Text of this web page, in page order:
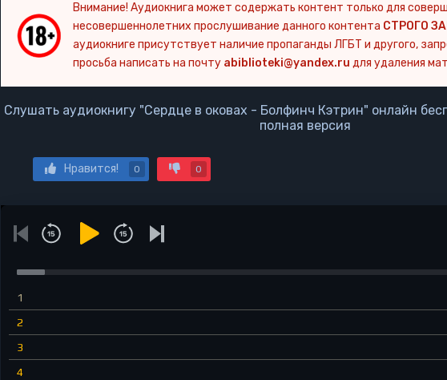
Внимание! Аудиокнига может содержать контент только для
несовершеннолетних прослушивание данного контента СТРОГО
аудиокниге присутствует наличие пропаганды ЛГБТ и другого,
просьба написать на почту abiblioteki@yandex.ru для удаления
Слушать аудиокнигу "Сердце в оковах - Болфинч Кэтрин" онлайн
полная версия
Нравится! 0 0
1
2
3
4